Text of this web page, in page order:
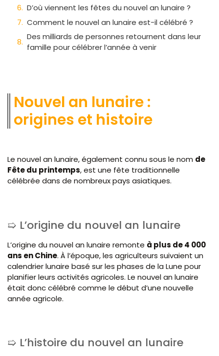
D’où viennent les fêtes du nouvel an lunaire ?
Comment le nouvel an lunaire est-il célébré ?
Des milliards de personnes retournent dans leur
famille pour célébrer l’année à venir
Nouvel an lunaire :
origines et histoire
Le nouvel an lunaire, également connu sous le nom de
Fête du printemps, est une fête traditionnelle
célébrée dans de nombreux pays asiatiques.
L’origine du nouvel an lunaire
L’origine du nouvel an lunaire remonte à plus de 4 000
ans en Chine. À l’époque, les agriculteurs suivaient un
calendrier lunaire basé sur les phases de la Lune pour
planifier leurs activités agricoles. Le nouvel an lunaire
était donc célébré comme le début d’une nouvelle
année agricole.
L’histoire du nouvel an lunaire